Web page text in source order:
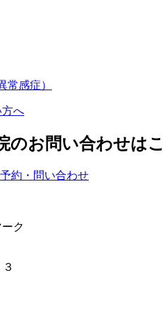
常感症）
のお問い合わせは